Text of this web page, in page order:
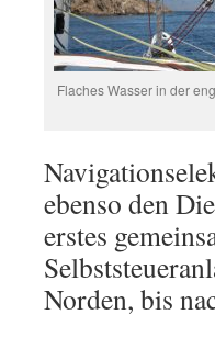
Flaches Wasser in der
ebenso den
erstes
Norden, bis